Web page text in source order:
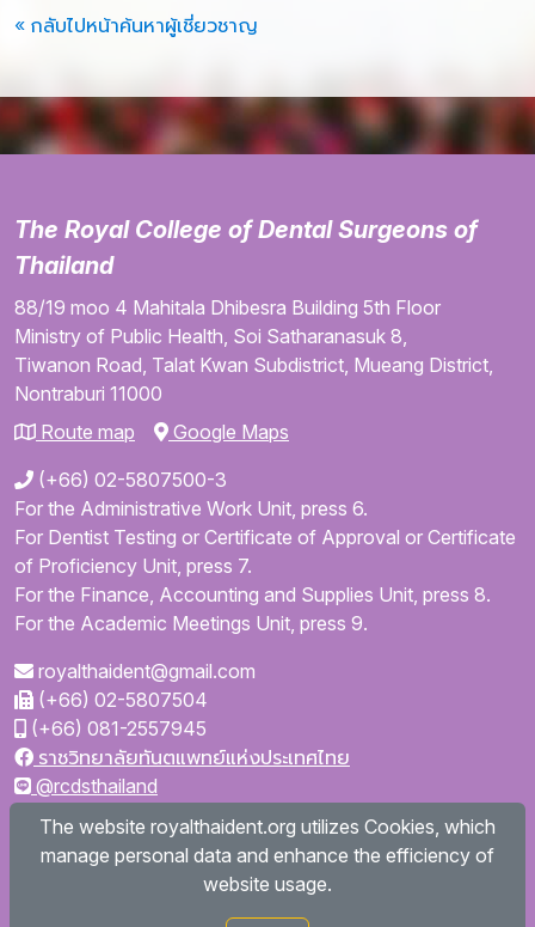
« กลับไปหน้าค้นหาผู้เชี่ยวชาญ
The Royal College of Dental Surgeons of
Thailand
88/19 moo 4 Mahitala Dhibesra Building 5th Floor
Ministry of Public Health, Soi Satharanasuk 8,
Tiwanon Road, Talat Kwan Subdistrict, Mueang District,
Nontraburi 11000
Route map
Google Maps
(+66) 02-5807500-3
For the Administrative Work Unit, press 6.
For Dentist Testing or Certificate of Approval or Certificate
of Proficiency Unit, press 7.
For the Finance, Accounting and Supplies Unit, press 8.
For the Academic Meetings Unit, press 9.
royalthaident@gmail.com
(+66) 02-5807504
(+66) 081-2557945
ราชวิทยาลัยทันตแพทย์แห่งประเทศไทย
@rcdsthailand
royalthaident
Royal College of Dental Surgeons of Thailand
The website royalthaident.org utilizes Cookies, which
manage personal data and enhance the efficiency of
website usage.